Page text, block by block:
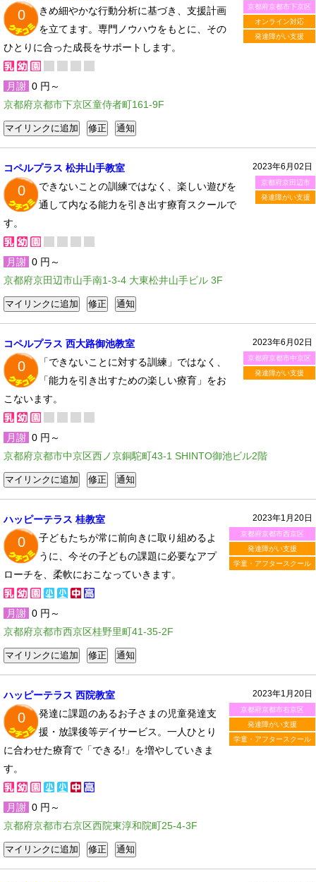
京都府京都市下京区
オンライン対応
発達障がい支援
0
きめ細やかな行動分析に基づき、支援計画
を立てます。専門ノウハウをもとに、その
ひとりに合った成長をサポートします。
月謝 0 円～
京都府京都市下京区童侍者町161-9F
2023年6月02日
京都府京田辺市
発達障がい支援
コペルプラス 松井山手教室
0
できないことの訓練ではなく、楽しい遊びを
通して内なる能力を引き出す療育スクールで
す。
月謝 0 円～
京都府京田辺市山手南1-3-4 大東松井山手ビル 3F
2023年6月02日
京都府京都市中京区
発達障がい支援
コペルプラス 西大路御池教室
0
「できないことに対する訓練」ではなく、
「能力を引き出すための楽しい療育」をお
こないます。
月謝 0 円～
京都府京都市中京区西ノ京銅駝町43-1 SHINTO御池ビル2階
2023年1月20日
京都府京都市西京区
発達障がい支援
学童・アフタースクール
ハッピーテラス 桂教室
0
子どもたちが常に前向きに取り組めるよ
うに、今その子どもの課題に必要なアプ
ローチを、柔軟におこなっていきます。
月謝 0 円～
京都府京都市西京区桂野里町41-35-2F
2023年1月20日
京都府京都市右京区
発達障がい支援
学童・アフタースクール
ハッピーテラス 西院教室
0
発達に課題のあるお子さまの児童発達支
援・放課後等デイサービス。一人ひとり
に合わせた療育で「できる!」を増やしていきま
す。
月謝 0 円～
京都府京都市右京区西院東淳和院町25-4-3F